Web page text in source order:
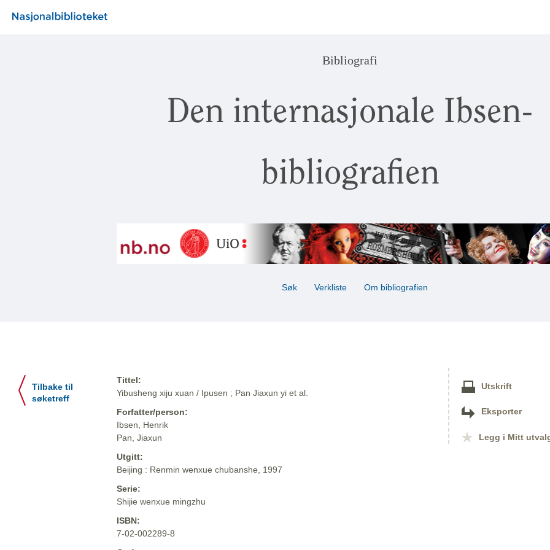
Bibliografi
Den internasjonale Ibsen-
bibliografien
Søk Verkliste Om bibliografien
Tilbake til
søketreff
Tittel:
Yibusheng xiju xuan / Ipusen ; Pan Jiaxun yi et al.
Forfatter/person:
Ibsen, Henrik
Pan, Jiaxun
Utgitt:
Beijing : Renmin wenxue chubanshe, 1997
Serie:
Shijie wenxue mingzhu
ISBN:
7-02-002289-8
Utskrift
Eksporter
Legg i Mitt